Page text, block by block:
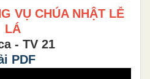
VỤ CHÚA NHẬT LỄ
LÁ
- TV 21
PDF